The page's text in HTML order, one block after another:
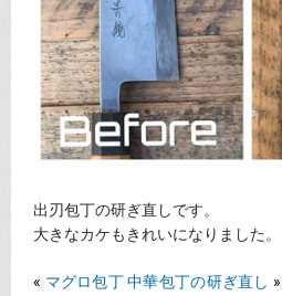
出刃包丁の研ぎ直しです。
大きなカケもきれいになりました。
« マグロ包丁 中華包丁の研ぎ直し »